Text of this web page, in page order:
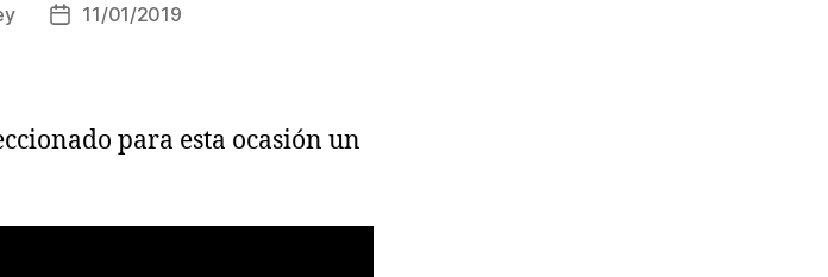
Fecha11/01/2019
para esta ocasión un